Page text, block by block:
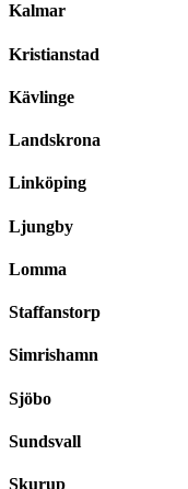
Kalmar
Kristianstad
Kävlinge
Landskrona
Linköping
Ljungby
Lomma
Staffanstorp
Simrishamn
Sjöbo
Sundsvall
Skurup